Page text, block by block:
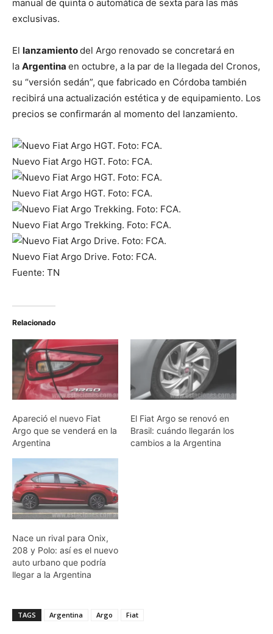
manual de quinta o automática de sexta para las más
exclusivas.
El lanzamientodel Argo renovado se concretará en
la Argentina en octubre, a la par de la llegada del Cronos,
su “versión sedán”, que fabricado en Córdoba también
recibirá una actualización estética y de equipamiento. Los
precios se confirmarán al momento del lanzamiento.
Nuevo Fiat Argo HGT. Foto: FCA.
Nuevo Fiat Argo HGT. Foto: FCA.
Nuevo Fiat Argo Trekking. Foto: FCA.
Nuevo Fiat Argo Drive. Foto: FCA.
Fuente: TN
Relacionado
Apareció el nuevo Fiat
Argo que se venderá en la
Argentina
El Fiat Argo se renovó en
Brasil: cuándo llegarán los
cambios a la Argentina
Nace un rival para Onix,
208 y Polo: así es el nuevo
auto urbano que podría
llegar a la Argentina
TAGS Argentina Argo Fiat